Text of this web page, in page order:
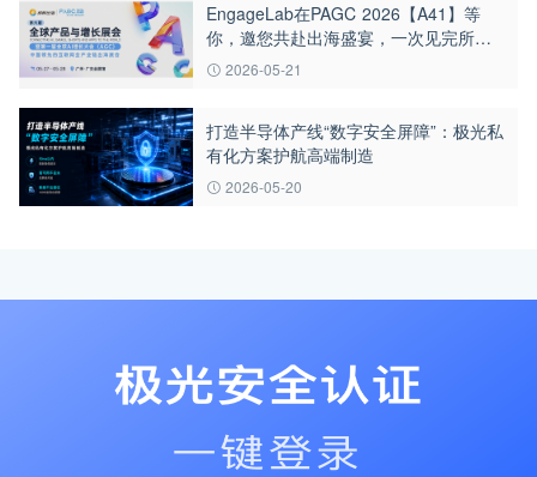
EngageLab在PAGC 2026【A41】等
你，邀您共赴出海盛宴，一次见完所有
出海圈好友！
2026-05-21
打造半导体产线“数字安全屏障”：极光私
有化方案护航高端制造
2026-05-20